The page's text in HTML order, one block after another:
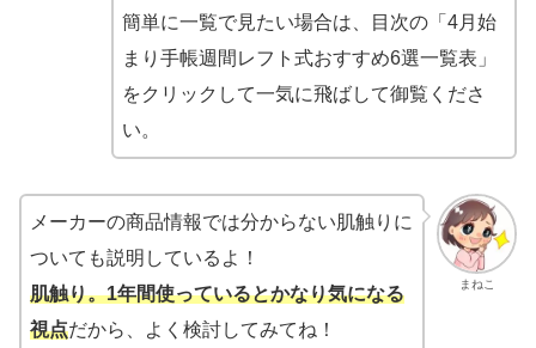
簡単に一覧で見たい場合は、目次の「4月始
まり手帳週間レフト式おすすめ6選一覧表」
をクリックして一気に飛ばして御覧くださ
い。
まねこ
メーカーの商品情報では分からない肌触りに
ついても説明しているよ！
肌触り。1年間使っているとかなり気になる
視点だから、よく検討してみてね！